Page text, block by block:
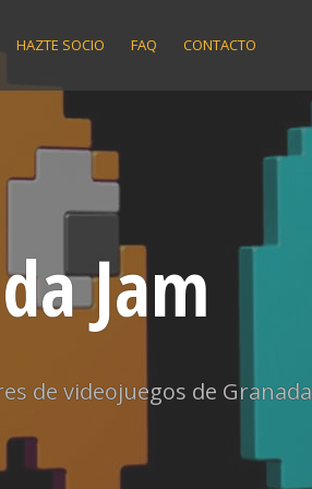
HAZTE SOCIO FAQ CONTACTO
Jam
de videojuegos de Granada